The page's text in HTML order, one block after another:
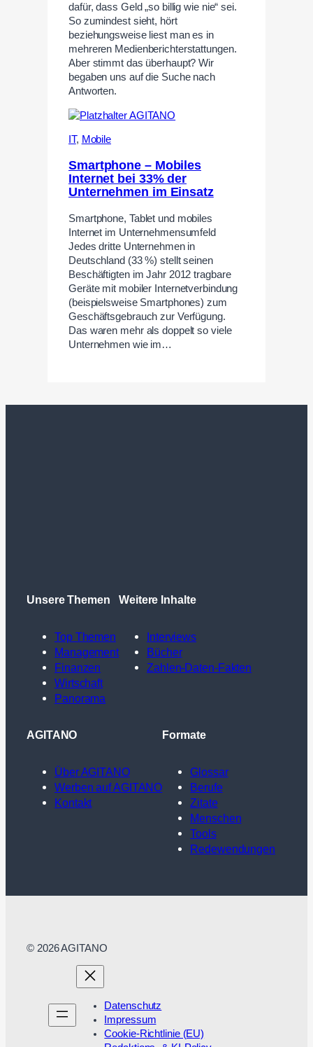
dafür, dass Geld „so billig wie nie“ sei.
So zumindest sieht, hört
beziehungsweise liest man es in
mehreren Medienberichterstattungen.
Aber stimmt das überhaupt? Wir
begaben uns auf die Suche nach
Antworten.
IT, Mobile
Smartphone – Mobiles
Internet bei 33% der
Unternehmen im Einsatz
Smartphone, Tablet und mobiles
Internet im Unternehmensumfeld
Jedes dritte Unternehmen in
Deutschland (33 %) stellt seinen
Beschäftigten im Jahr 2012 tragbare
Geräte mit mobiler Internetverbindung
(beispielsweise Smartphones) zum
Geschäftsgebrauch zur Verfügung.
Das waren mehr als doppelt so viele
Unternehmen wie im…
Unsere Themen
Top Themen
Management
Finanzen
Wirtschaft
Panorama
Weitere Inhalte
Interviews
Bücher
Zahlen-Daten-Fakten
AGITANO
Über AGITANO
Werben auf AGITANO
Kontakt
Formate
Glossar
Berufe
Zitate
Menschen
Tools
Redewendungen
© 2026 AGITANO
Datenschutz
Impressum
Cookie-Richtlinie (EU)